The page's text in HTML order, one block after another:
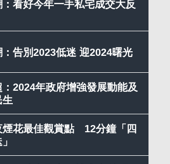
：看好今年一手私宅成交大反
：告別2023低迷 迎2024曙光
2024年政府增強發展動能及
生
煙花最佳觀賞點 12分鐘「四